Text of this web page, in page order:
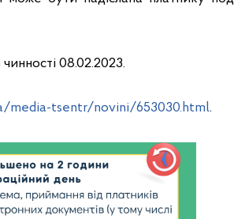
08.02.2023.
media-tsentr/novini/653030.html.